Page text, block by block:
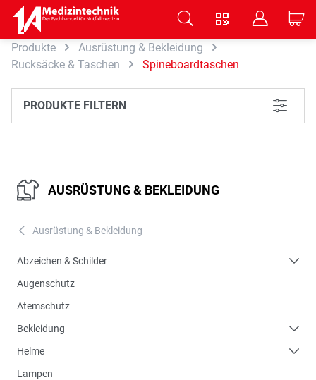
Zum Hauptinhalt springen
V B C
Produkte
Ausrüstung & Bekleidung
Rucksäcke & Taschen
Spineboardtaschen
PRODUKTE FILTERN L
AUSRÜSTUNG & BEKLEIDUNG
A Ausrüstung & Bekleidung
Abzeichen & Schilder
Augenschutz
Atemschutz
Bekleidung
Helme
Lampen